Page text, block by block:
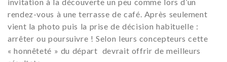
rendez-vous à une terrasse de café. Après seulement
vient la photo puis la prise de décision habituelle :
arrêter ou poursuivre ! Selon leurs concepteurs cette
« honnêteté » du départ devrait offrir de meilleurs